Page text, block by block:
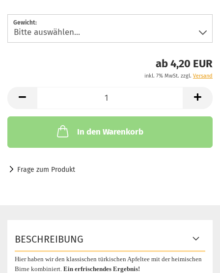
Gewicht:
ab 4,20 EUR
inkl. 7% MwSt. zzgl. Versand
In den Warenkorb
Frage zum Produkt
BESCHREIBUNG
Hier haben wir den klassischen türkischen Apfeltee mit der heimischen
Birne kombiniert. Ein erfrischendes Ergebnis!